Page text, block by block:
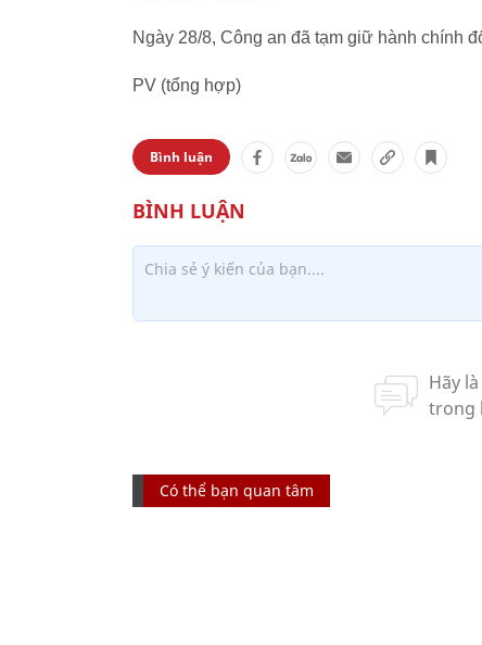
Ngày 28/8, Công an đã tạm giữ hành chính
PV (tổng hợp)
Bình luận
Có thể bạn quan tâm